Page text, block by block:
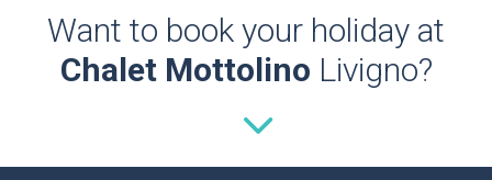
Want to book your holiday at
Chalet Mottolino Livigno?